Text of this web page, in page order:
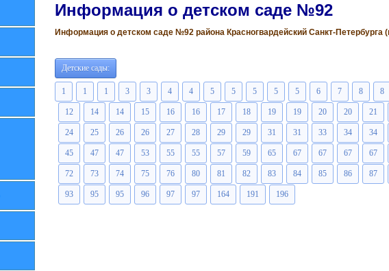
Информация о детском саде №92
Информация о детском саде №92 района Красногвардейский Санкт-Петербурга
Детские сады:
1 1 1 3 3 4 4 5 5 5 5 5 6 7 8 8
12 14 14 15 16 16 17 18 19 19 20 20 21
24 25 26 26 27 28 29 29 31 31 33 34 34
45 47 47 53 55 55 57 59 65 67 67 67 67
72 73 74 75 76 80 81 82 83 84 85 86 87
93 95 95 96 97 97 164 191 196